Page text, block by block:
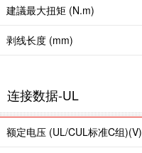
建議最大扭矩 (N.m)
剥线长度 (mm)
连接数据-UL
额定电压 (UL/CUL标准C组)(V)